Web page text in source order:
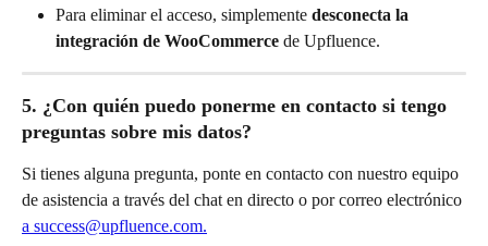
Para eliminar el acceso, simplemente desconecta la
integración de WooCommerce de Upfluence.
5. ¿Con quién puedo ponerme en contacto si tengo
preguntas sobre mis datos?
Si tienes alguna pregunta, ponte en contacto con nuestro equipo
de asistencia a través del chat en directo o por correo electrónico
a success@upfluence.com.